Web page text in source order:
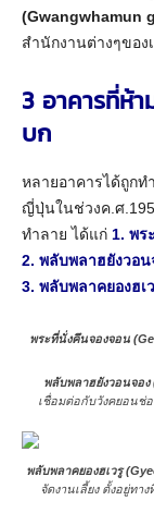
(Gwangwhamun
สำนักงานต่างๆของ
3 อาคารที่ห้
บก
หลายอาคารได้ถูกท
ญี่ปุ่นในช่วงค.ศ
ทำลาย ได้แก่ 1. พร
2. พลับพลาฮยังวอ
3. พลับพลาคยองฮเ
พระที่นั่งคึนจองจอน
พลับพลาฮยังวอนจอ
เชื่อมต่อกับวังคยอนช่
พลับพลาคยองฮเวรู
จัดงานเลี้ยง ตั้งอยู่ทา